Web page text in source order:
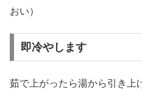
おい）
即冷やします
茹で上がったら湯から引き上